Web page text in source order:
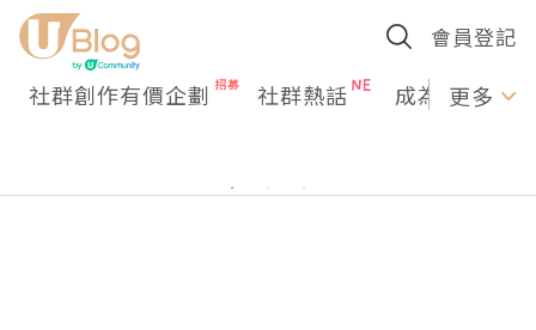
會員登記
社群創作有價企劃 社群熱話 成為U更多